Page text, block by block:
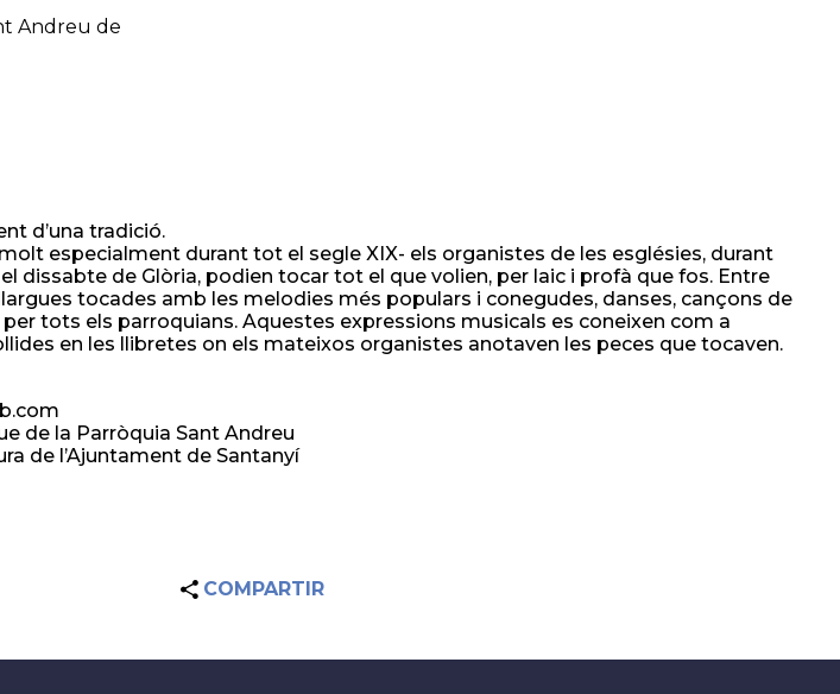
Andreu de
d’una tradició.
especialment durant tot el segle XIX- els organistes de les esglésies, durant
dissabte de Glòria, podien tocar tot el que volien, per laic i profà que fos. Entre
tocades amb les melodies més populars i conegudes, danses, cançons de
tots els parroquians. Aquestes expressions musicals es coneixen com a
en les llibretes on els mateixos organistes anotaven les peces que tocaven.
de la Parròquia Sant Andreu
de l’Ajuntament de Santanyí
COMPARTIR